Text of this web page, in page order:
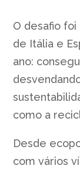
O desafio foi
de Itália e
ano:
como a
Desde
com vários